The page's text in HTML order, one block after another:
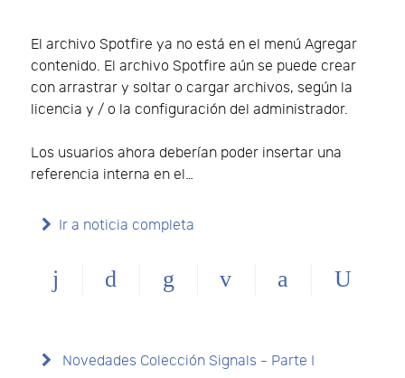
El archivo Spotfire ya no está en el menú Agregar
contenido. El archivo Spotfire aún se puede crear
con arrastrar y soltar o cargar archivos, según la
licencia y / o la configuración del administrador.
Los usuarios ahora deberían poder insertar una
referencia interna en el…
Ir a noticia completa
Novedades Colección Signals - Parte I